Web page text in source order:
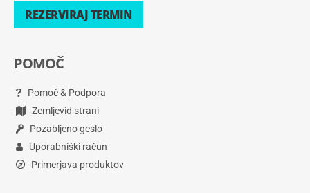
REZERVIRAJ TERMIN
POMOČ
Pomoč & Podpora
Zemljevid strani
Pozabljeno geslo
Uporabniški račun
Primerjava produktov